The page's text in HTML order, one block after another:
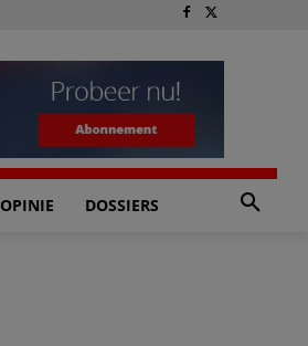
OPINIE DOSSIERS